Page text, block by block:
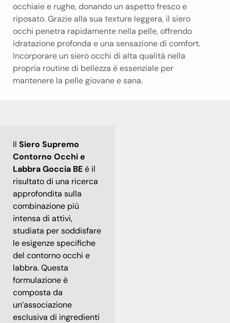
occhiaie e rughe, donando un aspetto fresco e
riposato. Grazie alla sua texture leggera, il siero
occhi penetra rapidamente nella pelle, offrendo
idratazione profonda e una sensazione di comfort.
Incorporare un siero occhi di alta qualità nella
propria routine di bellezza è essenziale per
mantenere la pelle giovane e sana.
Il Siero Supremo
Contorno Occhi e
Labbra Goccia BEè il
risultato di una ricerca
approfondita sulla
combinazione più
intensa di attivi,
studiata per soddisfare
le esigenze specifiche
del contorno occhi e
labbra. Questa
formulazione è
composta da
un’associazione
esclusiva di ingredienti